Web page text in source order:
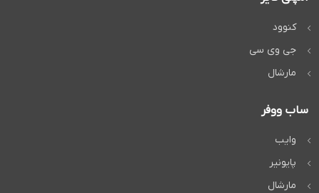
کنوود
جی وی سی
مارشال
ساب ووفر
وایب
پایونیر
مارشال